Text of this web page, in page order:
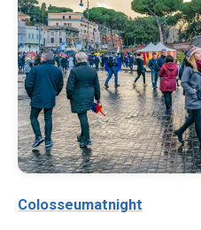
Colosseumatnight